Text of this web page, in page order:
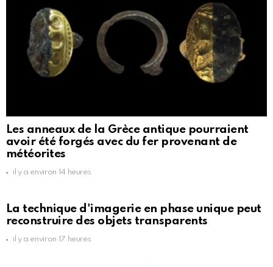
Les anneaux de la Grèce antique pourraient
avoir été forgés avec du fer provenant de
météorites
il y a environ 14 heures
La technique d'imagerie en phase unique peut
reconstruire des objets transparents
il y a environ 17 heures